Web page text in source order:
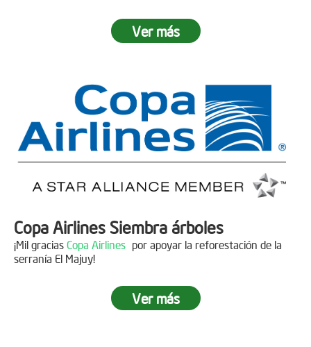
Jornada de reforestación
15 personas
Ver más
Copa Airlines Siembra árboles
¡Mil gracias Copa Airlines por apoyar la reforestación de la
serranía El Majuy!
Siembra en el Páramo Aguas Vivas
Ver más